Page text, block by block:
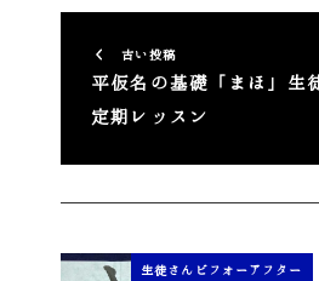
古い投稿
平仮名の基礎「まほ」生
定期レッスン
生徒さんビフォーアフター